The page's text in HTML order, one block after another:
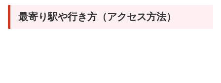
最寄り駅や行き方（アクセス方法）